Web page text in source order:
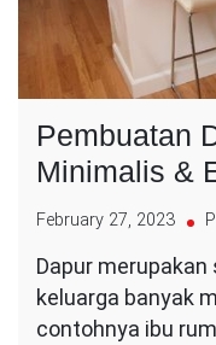
Pembuatan
Minimalis &
February 27, 2023
Dapur
keluarga banyak
contohnya ibu